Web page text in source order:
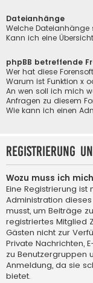
Dateianhänge
Welche
Kann ich eine
phpBB betreffende
Wer hat diese
Warum ist Funktion x
An wen soll ich mich
Anfragen zu diesem
Wie kann ich einen
Registrierung
Wozu muss ich
Eine Registrierung
Administration
musst, um Beiträge
registriertes Mitglied
Gästen nicht zur
Private Nachrichten,
zu Benutzergruppen
Anmeldung, da sie
bietet.